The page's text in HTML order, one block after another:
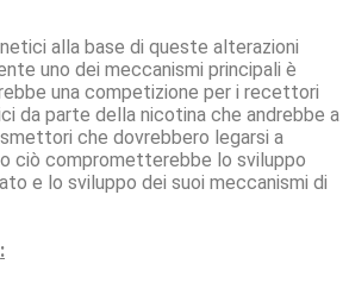
alla base di queste alterazioni
uno dei meccanismi principali è
una competizione per i recettori
da parte della nicotina che andrebbe a
che dovrebbero legarsi a
ciò comprometterebbe lo sviluppo
e lo sviluppo dei suoi meccanismi di